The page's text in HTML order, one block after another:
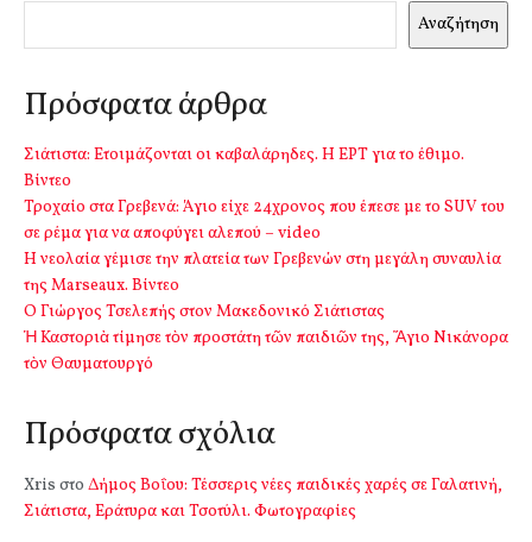
Αναζήτηση
Πρόσφατα άρθρα
Σιάτιστα: Ετοιμάζονται οι καβαλάρηδες. Η ΕΡΤ για το έθιμο.
Βίντεο
Τροχαίο στα Γρεβενά: Άγιο είχε 24χρονος που έπεσε με το SUV του
σε ρέμα για να αποφύγει αλεπού – video
Η νεολαία γέμισε την πλατεία των Γρεβενών στη μεγάλη συναυλία
της Marseaux. Βίντεο
Ο Γιώργος Τσελεπής στον Μακεδονικό Σιάτιστας
Ἡ Καστοριὰ τίμησε τὸν προστάτη τῶν παιδιῶν της, Ἅγιο Νικάνορα
τὸν Θαυματουργό
Πρόσφατα σχόλια
Xris στο Δήμος Βοΐου: Τέσσερις νέες παιδικές χαρές σε Γαλατινή,
Σιάτιστα, Εράτυρα και Τσοτύλι. Φωτογραφίες